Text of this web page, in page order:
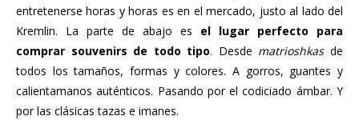
entretenerse horas y horas es en el mercado, justo al lado del
Kremlin. La parte de abajo es el lugar perfecto para
comprar souvenirs de todo tipo. Desde matrioshkasde
todos los tamaños, formas y colores. A gorros, guantes y
calientamanos auténticos. Pasando por el codiciado ámbar. Y
por las clásicas tazas e imanes.